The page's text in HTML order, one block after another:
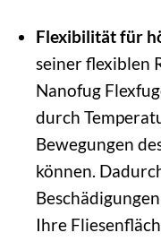
Flexibilität für
seiner flexiblen
Nanofug
durch
Bewegungen
können.
Ihre